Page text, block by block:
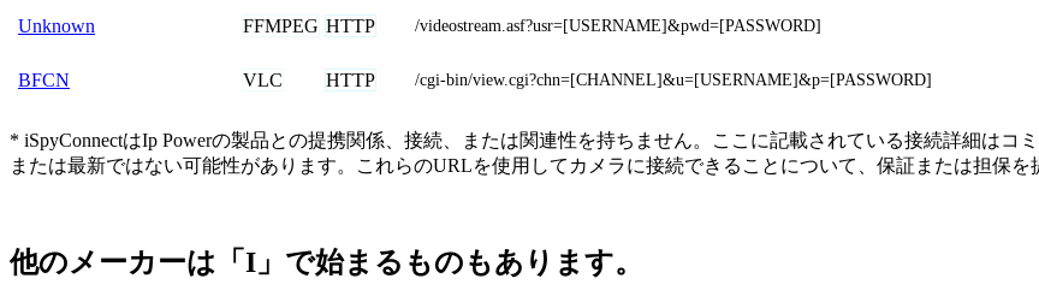
Unknown FFMPEG HTTP /videostream.asf?usr=[USERNAME]&pwd=[PASSWORD]
BFCN VLC HTTP /cgi-bin/view.cgi?chn=[CHANNEL]&u=[USERNAME]&p=[PASSWORD]
* iSpyConnectはIp Powerの製品との提携関係、接続、または関連性を持ちません。ここに記載されている接続詳細はコ
または最新ではない可能性があります。これらのURLを使用してカメラに接続できることについて、保証または担保を
他のメーカーは「I」で始まるものもあります。